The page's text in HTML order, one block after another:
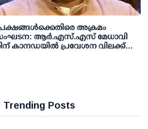
അക്രമം
സംഘടന: ആര്‍.എസ്.എസ് മേധാവി
കാനഡയില്‍ പ്രവേശന വിലക്ക്
എന്‍.ഡി.പി
Trending Posts